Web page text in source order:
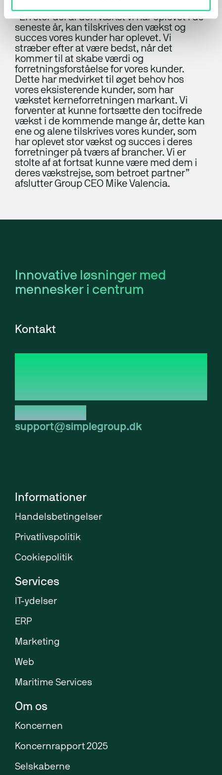
”En stor del af den vækst vi har oplevet i de
seneste år, kan tilskrives den vækst og
succes vores kunder har oplevet. Vi
stræber efter at være bedst, når det
kommer til at skabe værdi og
forretningsforståelse for vores kunder.
Dette har medvirket til øget behov hos
vores eksisterende kunder, som har
vækstet kerneforretningen markant. Vi
forventer at kunne fortsætte den tocifrede
vækst i de kommende mange år, dette kan
ene og alene tilskrives vores kunder, som
har oplevet stor vækst og succes i deres
forretninger på tværs af brancher. Vi er
stolte af at fortsat kunne være med dem i
deres vækstrejse, som betroet partner”
afslutter Group CEO Mike Valencia.
Innovative løsninger med
mennesker i centrum
Kontakt
support@simplegroup.dk
Informationer
Handelsbetingelser
Privatlivspolitik
Cookiepolitik
Services
IT-ydelser
ERP
Marketing
Web
Maritime Services
Om os
Koncernen
Koncernrapport 2025
Selskaberne